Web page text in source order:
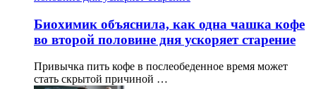
Биохимик объяснила, как одна чашка кофе
во второй половине дня ускоряет старение
Привычка пить кофе в послеобеденное время может
стать скрытой причиной …